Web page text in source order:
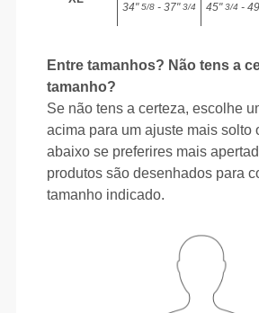
34"5/8 - 37"3/4
45"3/4 -
Entre tamanhos? Não tens a
tamanho?
Se não tens a certeza, escolhe
acima para um ajuste mais solto
abaixo se preferires mais
produtos são desenhados para
tamanho indicado.